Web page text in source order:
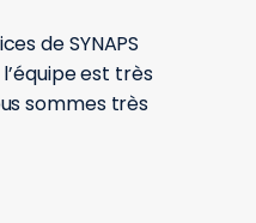
de SYNAPS
est très
sommes très